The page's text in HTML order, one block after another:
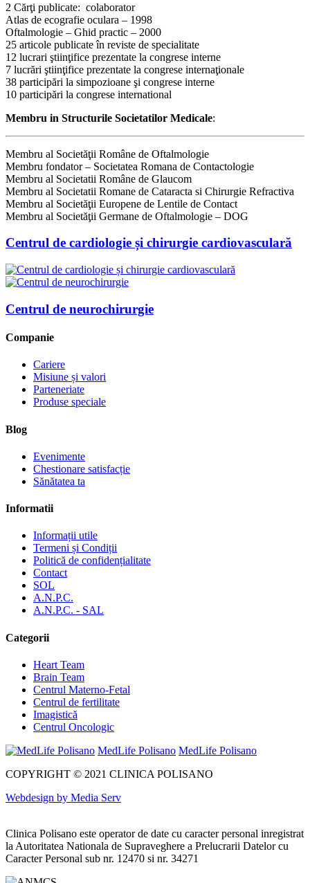
2 Cărţi publicate: colaborator
Atlas de ecografie oculara – 1998
Oftalmologie – Ghid practic – 2000
25 articole publicate în reviste de specialitate
12 lucrari ştiinţifice prezentate la congrese interne
7 lucrări ştiinţifice prezentate la congrese internaţionale
38 participări la simpozioane şi congrese interne
10 participări la congrese international
Membru in Structurile Societatilor Medicale:
Membru al Societăţii Române de Oftalmologie
Membru fondator – Societatea Romana de Contactologie
Membru al Societatii Române de Glaucom
Membru al Societatii Romane de Cataracta si Chirurgie Refractiva
Membru al Societăţii Europene de Lentile de Contact
Membru al Societăţii Germane de Oftalmologie – DOG
Centrul de cardiologie și chirurgie cardiovasculară
Centrul de neurochirurgie
Companie
Cariere
Misiune și valori
Parteneriate
Produse speciale
Blog
Evenimente
Chestionare satisfacție
Sănătatea ta
Informatii
Informații utile
Termeni și Condiții
Politică de confidențialitate
Contact
SOL
A.N.P.C.
A.N.P.C. - SAL
Categorii
Heart Team
Brain Team
Centrul Materno-Fetal
Centrul de fertilitate
Imagistică
Centrul Oncologic
MedLife Polisano MedLife Polisano
COPYRIGHT © 2021 CLINICA POLISANO
Webdesign by Media Serv
Clinica Polisano este operator de date cu caracter personal inregistrat
la Autoritatea Nationala de Supraveghere a Prelucrarii Datelor cu
Caracter Personal sub nr. 12470 si nr. 34271